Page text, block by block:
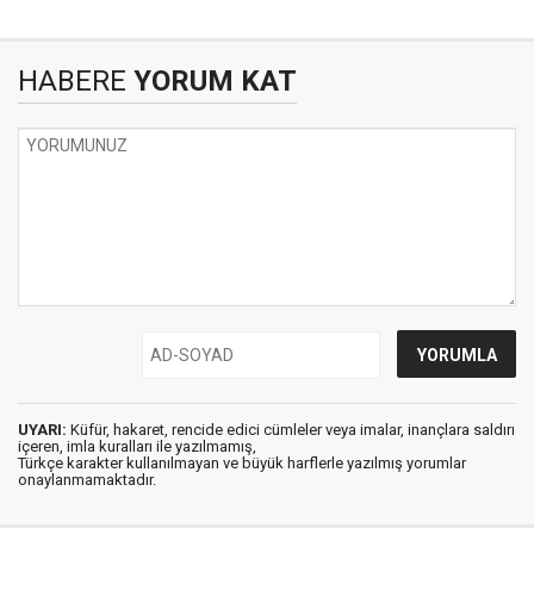
HABERE YORUM KAT
UYARI: Küfür, hakaret, rencide edici cümleler veya imalar, inançlara saldırı
içeren, imla kuralları ile yazılmamış,
Türkçe karakter kullanılmayan ve büyük harflerle yazılmış yorumlar
onaylanmamaktadır.